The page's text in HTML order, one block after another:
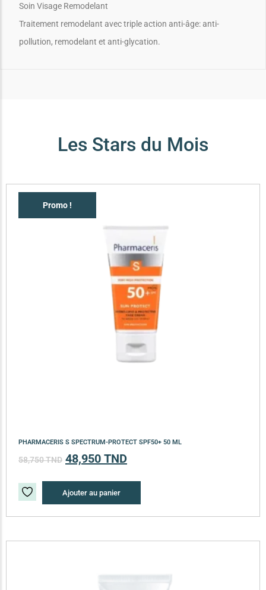
Soin Visage Remodelant
Traitement remodelant avec triple action anti-âge: anti-
pollution, remodelant et anti-glycation.
Les Stars du Mois
Promo !
PHARMACERIS S SPECTRUM-PROTECT SPF50+ 50 ML
58,750TND 48,950 TND
Ajouter au panier